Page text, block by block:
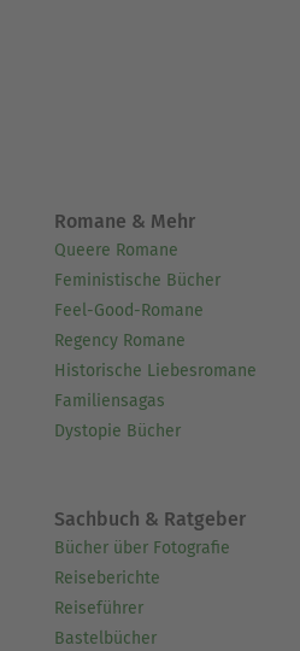
Romane & Mehr
Queere Romane
Feministische Bücher
Feel-Good-Romane
Regency Romane
Historische Liebesromane
Familiensagas
Dystopie Bücher
Sachbuch & Ratgeber
Bücher über Fotografie
Reiseberichte
Reiseführer
Bastelbücher